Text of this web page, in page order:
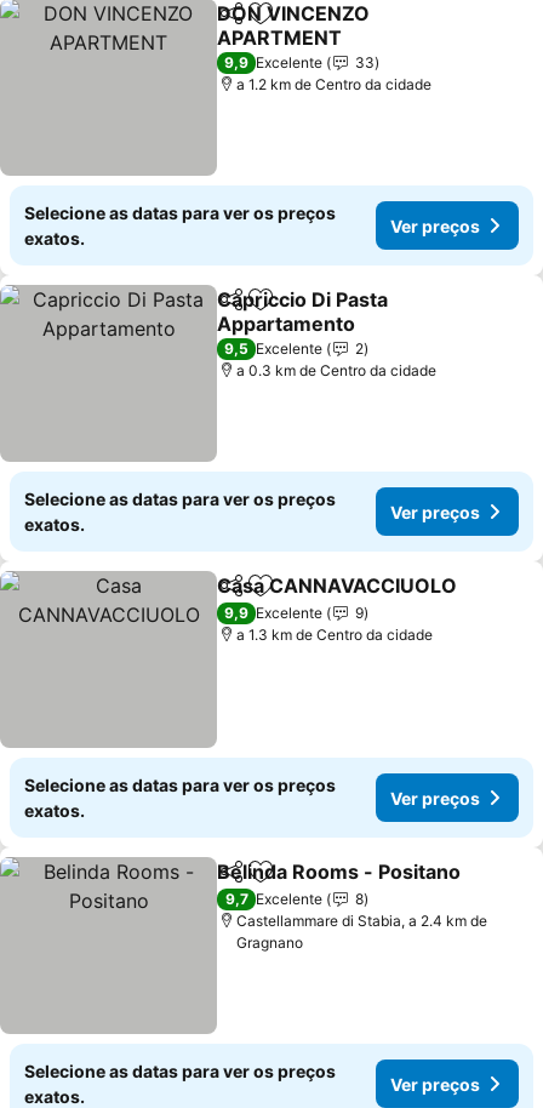
PartilharAdicionar aos favoritos
DON VINCENZO
APARTMENT
Ver preços
9,9 Excelente
33
a 1.2 km de Centro da cidade
Selecione as datas para ver os preços
exatos.
Ver preços
PartilharAdicionar aos favoritos
Capriccio Di Pasta
Appartamento
Ver preços
9,5 Excelente
2
a 0.3 km de Centro da cidade
Selecione as datas para ver os preços
exatos.
Ver preços
PartilharAdicionar aos favoritos
Casa CANNAVACCIUOLO
9,9 Excelente
9
a 1.3 km de Centro da cidade
Selecione as datas para ver os preços
exatos.
Ver preços
PartilharAdicionar aos favoritos
Belinda Rooms - Positano
9,7 Excelente
8
Castellammare di Stabia, a 2.4 km de
Gragnano
Selecione as datas para ver os preços
exatos.
Ver preços